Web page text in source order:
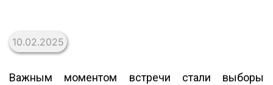
10.02.2025
Важным моментом встречи стали выборы